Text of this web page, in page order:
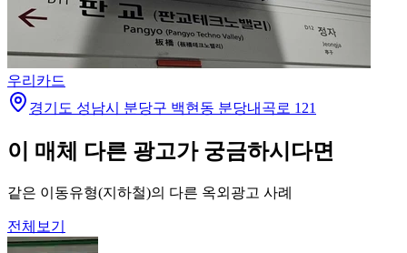
우리카드
경기도 성남시 분당구 백현동 분당내곡로 121
이 매체 다른 광고가 궁금하시다면
같은 이동유형(지하철)의 다른 옥외광고 사례
전체보기